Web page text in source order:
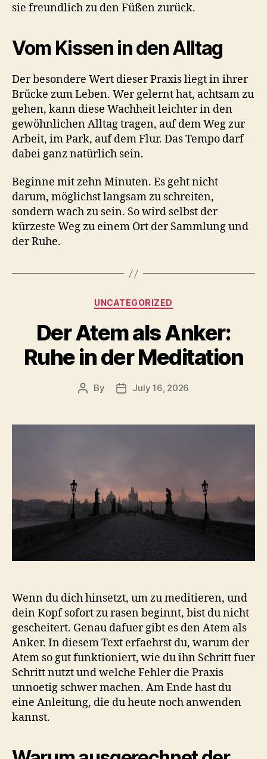
sie freundlich zu den Füßen zurück.
Vom Kissen in den Alltag
Der besondere Wert dieser Praxis liegt in ihrer
Brücke zum Leben. Wer gelernt hat, achtsam zu
gehen, kann diese Wachheit leichter in den
gewöhnlichen Alltag tragen, auf dem Weg zur
Arbeit, im Park, auf dem Flur. Das Tempo darf
dabei ganz natürlich sein.
Beginne mit zehn Minuten. Es geht nicht
darum, möglichst langsam zu schreiten,
sondern wach zu sein. So wird selbst der
kürzeste Weg zu einem Ort der Sammlung und
der Ruhe.
Categories
UNCATEGORIZED
Der Atem als Anker:
Ruhe in der Meditation
Post
By
PostJuly 16, 2026
Wenn du dich hinsetzt, um zu meditieren, und
dein Kopf sofort zu rasen beginnt, bist du nicht
gescheitert. Genau dafuer gibt es den Atem als
Anker. In diesem Text erfaehrst du, warum der
Atem so gut funktioniert, wie du ihn Schritt fuer
Schritt nutzt und welche Fehler die Praxis
unnoetig schwer machen. Am Ende hast du
eine Anleitung, die du heute noch anwenden
kannst.